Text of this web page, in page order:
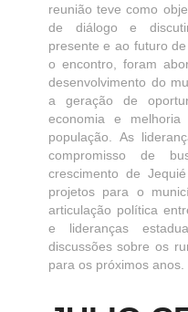
reunião teve como
de diálogo e
presente e ao futuro
o encontro, foram
desenvolvimento do
a geração de
economia e
população. As
compromisso de
crescimento de
projetos para o
articulação política
e lideranças
discussões sobre os
para os próximos anos.